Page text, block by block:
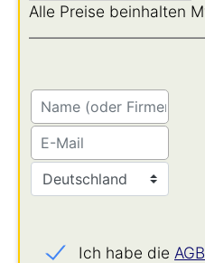
Alle Preise beinhalten
Ich habe die AGB